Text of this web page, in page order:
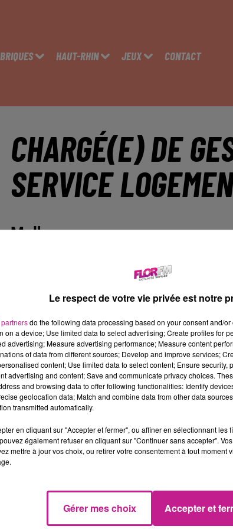
HAUT-RHIN JEUX CONTACT
CHARGÉ(E) DE
SERVICE
Mulhouse
Contrat à durée déterminée - 3 Mois
Le service logement regroupe une activité en
logement et un dispositif de Référent Parcours Vers le
Sous l'autorité du directeur du pôle accueil insertion,
- Assurer une coordination des 4 salariés œuvrant
- Assurer le suivi avec l'agence immobilière à
social) et captation de logements dans le cadre du
- Assurer le lien avec les services du département
- Assurer le lien avec le SIAO et les prescripteurs des
Diplôme d'Assistant de service Social, Éducateur
Expérience en office HLM et/ou agence immobilière
Capacités relationnelles, proactif et structuré,
Connaissances en gestion locative, en droits et
https://candidat.pole-emploi.fr/offres/recherche/
Le respect de votre vie privée est notre
do the following data processing based on your consent and/
on a device; Use limited data to select advertising; Create profiles for
advertising; Measure advertising performance; Measure content
of data from different sources; Develop and improve services;
content; Use limited data to select content; Ensure security,
advertising and content; Save and communicate privacy choices.
and browsing data to offer following functionalities: Identify
geolocation data; Match and combine data from other data
transmitted automatically.
en cliquant sur "Accepter et fermer", ou affiner en sélectionnant les
également refuser en cliquant sur "Continuer sans accepter".
mettre à jour vos choix, ou retirer votre consentement à tout moment
Gérer mes choix Accepter et